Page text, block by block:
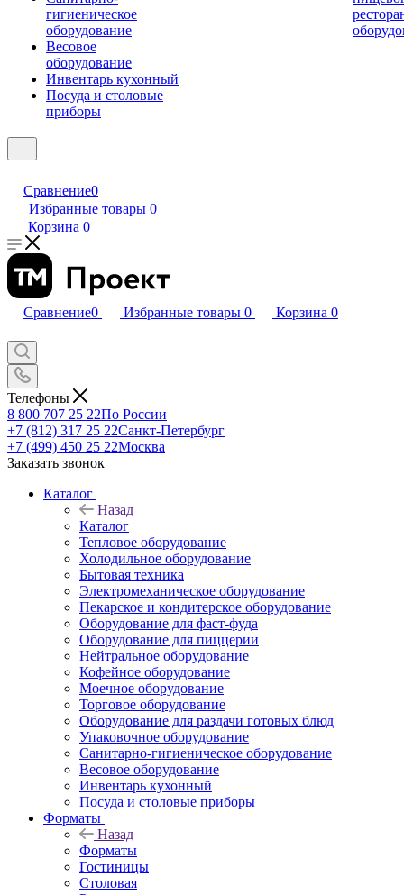
гигиеническое
оборудование
Весовое
оборудование
Инвентарь кухонный
Посуда и столовые
приборы
Сравнение0
Избранные товары 0
Корзина 0
Сравнение0 Избранные товары 0 Корзина 0
Телефоны
8 800 707 25 22По России
+7 (812) 317 25 22Санкт-Петербург
+7 (499) 450 25 22Москва
Заказать звонок
Каталог
Назад
Каталог
Тепловое оборудование
Холодильное оборудование
Бытовая техника
Электромеханическое оборудование
Пекарское и кондитерское оборудование
Оборудование для фаст-фуда
Оборудование для пиццерии
Нейтральное оборудование
Кофейное оборудование
Моечное оборудование
Торговое оборудование
Оборудование для раздачи готовых блюд
Упаковочное оборудование
Санитарно-гигиеническое оборудование
Весовое оборудование
Инвентарь кухонный
Посуда и столовые приборы
Форматы
Назад
Форматы
Гостиницы
Столовая